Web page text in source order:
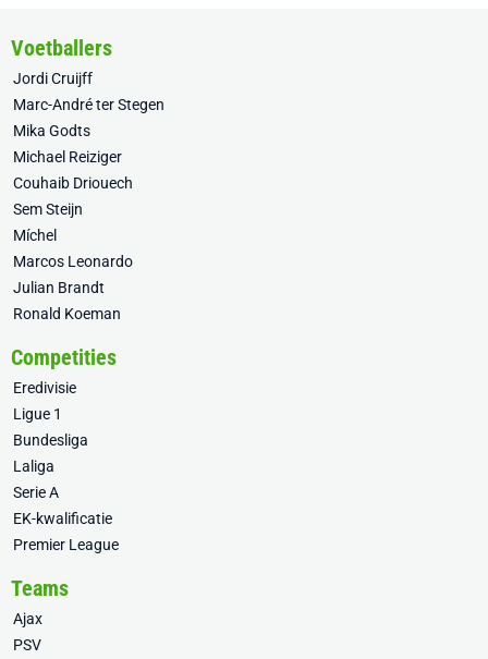
Voetballers
Jordi Cruijff
Marc-André ter Stegen
Mika Godts
Michael Reiziger
Couhaib Driouech
Sem Steijn
Míchel
Marcos Leonardo
Julian Brandt
Ronald Koeman
Competities
Eredivisie
Ligue 1
Bundesliga
Laliga
Serie A
EK-kwalificatie
Premier League
Teams
Ajax
PSV